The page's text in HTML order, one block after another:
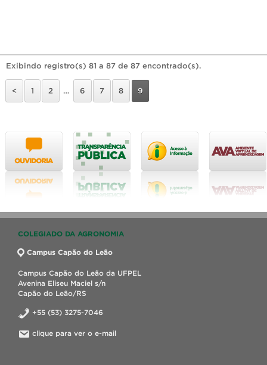
Exibindo registro(s) 81 a 87 de 87 encontrado(s).
< 1 2 … 6 7 8 9
COLEGIADO DA AGRONOMIA
Campus Capão do Leão
Campus Capão do Leão da UFPEL
Avenina Eliseu Maciel s/n
Capão do Leão/RS
+55 (53) 3275-7046
clique para ver o e-mail